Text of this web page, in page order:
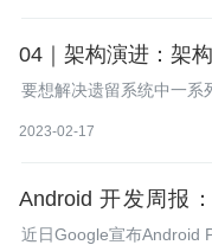
04｜架构演进：架
要想解决遗留系统中一系
2023-02-17
Android 开发周报
插件化技术实践
近日Google宣布Android